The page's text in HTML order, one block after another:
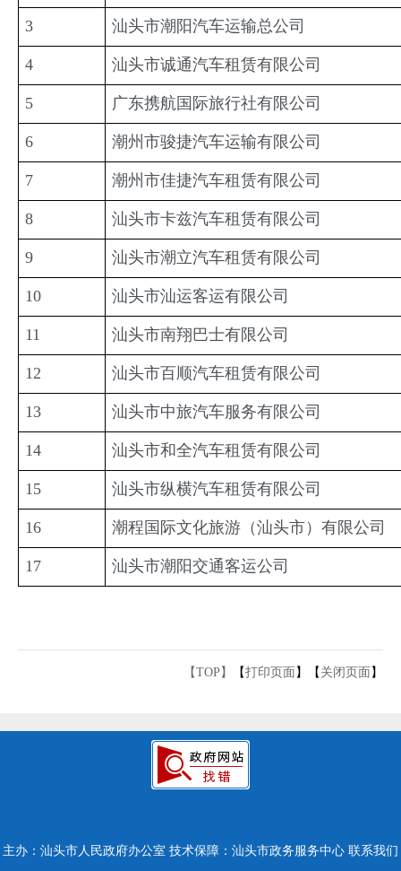
3 汕头市潮阳汽车运输总公司
4 汕头市诚通汽车租赁有限公司
5 广东携航国际旅行社有限公司
6 潮州市骏捷汽车运输有限公司
7 潮州市佳捷汽车租赁有限公司
8 汕头市卡兹汽车租赁有限公司
9 汕头市潮立汽车租赁有限公司
10 汕头市汕运客运有限公司
11 汕头市南翔巴士有限公司
12 汕头市百顺汽车租赁有限公司
13 汕头市中旅汽车服务有限公司
14 汕头市和全汽车租赁有限公司
15 汕头市纵横汽车租赁有限公司
16 潮程国际文化旅游（汕头市）有限公司
17 汕头市潮阳交通客运公司
【TOP】 【打印页面 】【 关闭页面 】
主办：汕头市人民政府办公室 技术保障：汕头市政务服务中心 联系我们